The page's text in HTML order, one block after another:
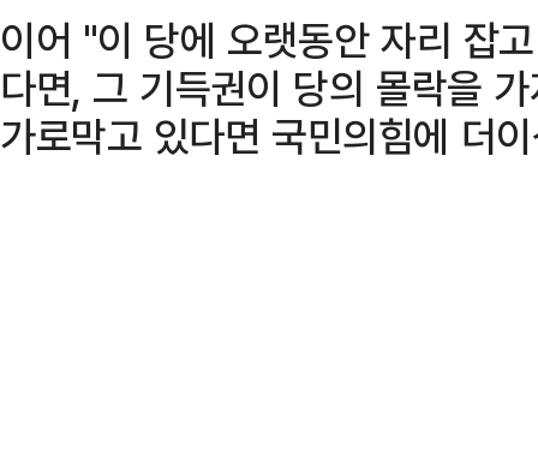
이어 "이 당에 오랫동안 자리 잡
다면, 그 기득권이 당의 몰락을
가로막고 있다면 국민의힘에 더